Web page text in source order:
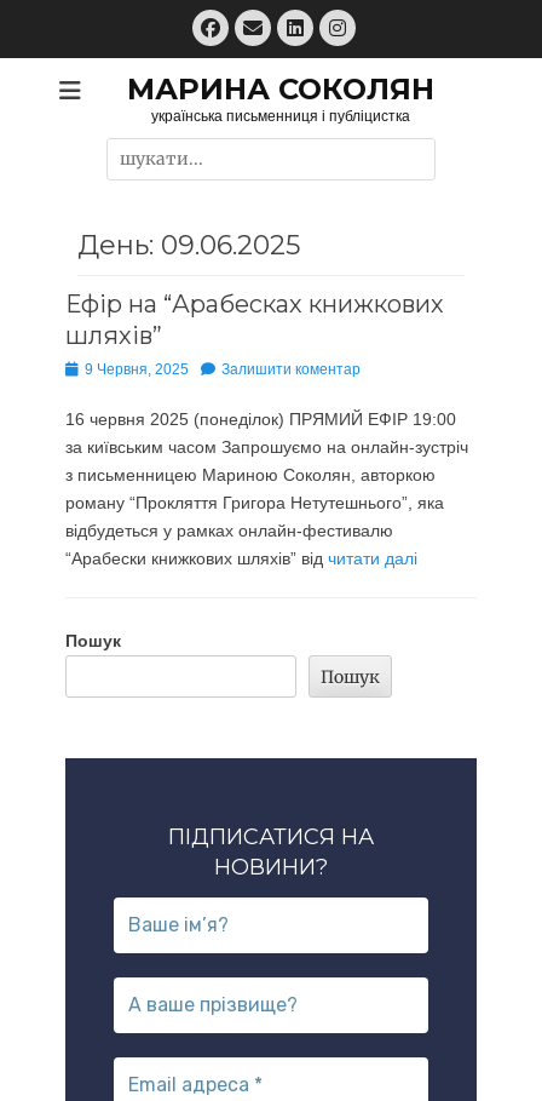
Facebook
EmailLinkedInInstagram
МАРИНА СОКОЛЯН
українська письменниця і публіцистка
День: 09.06.2025
Ефір на “Арабесках книжкових
шляхів”
Опубліковано
9 Червня, 2025 Залишити коментар
16 червня 2025 (понеділок) ПРЯМИЙ ЕФІР 19:00
за київським часом Запрошуємо на онлайн-зустріч
з письменницею Мариною Соколян, авторкою
роману “Прокляття Григора Нетутешнього”, яка
відбудеться у рамках онлайн-фестивалю
“Арабески книжкових шляхів” від читати далі
Пошук
Пошук
ПІДПИСАТИСЯ НА
НОВИНИ?